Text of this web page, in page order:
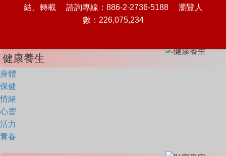
結、轉載 諮詢專線：886-2-2736-5188 瀏覽人
數：226,075,234
健康養生
身體
保健
情緒
心靈
活力
青春